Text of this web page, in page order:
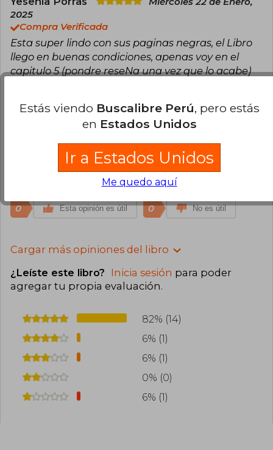
2025
Compra Verificada
Esta super lindo con sus paginas negras, el Libro
llego en buenas condiciones, apenas voy en el
capitulo 5 (pondre reseNa una vez que lo acabe)
Malena Dueñas
Sábado 28 de Febrero,
Compra Verificada
El libro te atrapa, pero hay momento en que me
da colera Avery por sus decisiones.
0 Esta opinión es útil 0 No es útil
Cargar más opiniones del libro
¿Leíste este libro? Inicia sesión para poder
agregar tu propia evaluación.
82% (14)
6% (1)
6% (1)
0% (0)
6% (1)
Estás viendo Buscalibre Perú, pero estás
en Estados Unidos
Ir a Estados Unidos
Me quedo aquí